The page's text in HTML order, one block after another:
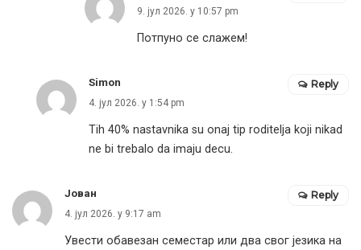
9. јул 2026. у 10:57 pm
Потпуно се слажем!
Simon
4. јул 2026. у 1:54 pm
Tih 40% nastavnika su onaj tip roditelja koji nikad
ne bi trebalo da imaju decu.
Reply
Јован
4. јул 2026. у 9:17 am
Увести обавезан семестар или два свог језика на
Reply